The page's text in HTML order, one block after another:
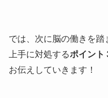
では、次に脳の働きを踏
上手に対処するポイント
お伝えしていきます！